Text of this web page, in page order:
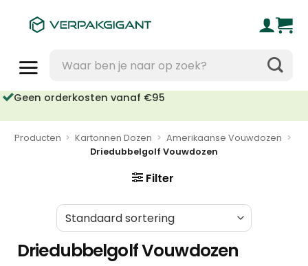
naar:
Geen orderkosten vanaf €95
Producten > Kartonnen Dozen > Amerikaanse Vouwdozen >
Driedubbelgolf Vouwdozen
Filter
Driedubbelgolf Vouwdozen